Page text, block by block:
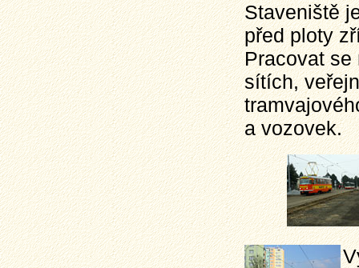
Staveniště
před ploty
Pracovat se
sítích,
a vozovek.